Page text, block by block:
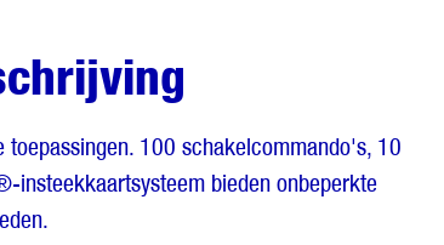
100 schakelcommando's, 10
insteekkaartsysteem bieden onbeperkte